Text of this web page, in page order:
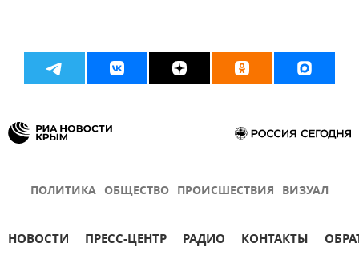
ПОЛИТИКА ОБЩЕСТВО ПРОИСШЕСТВИЯ ВИЗУАЛ
НОВОСТИ ПРЕСС-ЦЕНТР РАДИО КОНТАКТЫ